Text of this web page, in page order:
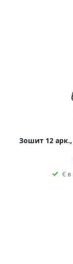
Зошит 12
Є в